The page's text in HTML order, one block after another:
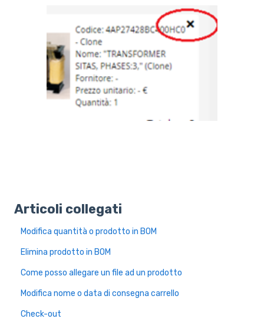
Articoli collegati
Modifica quantità o prodotto in BOM
Elimina prodotto in BOM
Come posso allegare un file ad un prodotto
Modifica nome o data di consegna carrello
Check-out